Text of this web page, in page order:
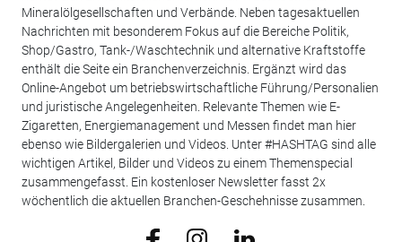
Mineralölgesellschaften und Verbände. Neben tagesaktuellen
Nachrichten mit besonderem Fokus auf die Bereiche Politik,
Shop/Gastro, Tank-/Waschtechnik und alternative Kraftstoffe
enthält die Seite ein Branchenverzeichnis. Ergänzt wird das
Online-Angebot um betriebswirtschaftliche Führung/Personalien
und juristische Angelegenheiten. Relevante Themen wie E-
Zigaretten, Energiemanagement und Messen findet man hier
ebenso wie Bildergalerien und Videos. Unter #HASHTAG sind alle
wichtigen Artikel, Bilder und Videos zu einem Themenspecial
zusammengefasst. Ein kostenloser Newsletter fasst 2x
wöchentlich die aktuellen Branchen-Geschehnisse zusammen.